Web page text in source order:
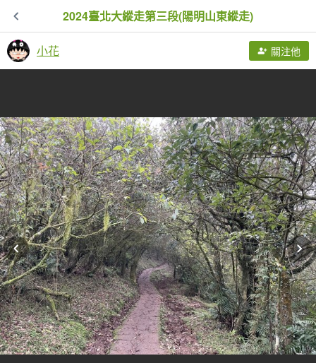
2024臺北大縱走第三段(陽明山東縱走)
小花 關注他